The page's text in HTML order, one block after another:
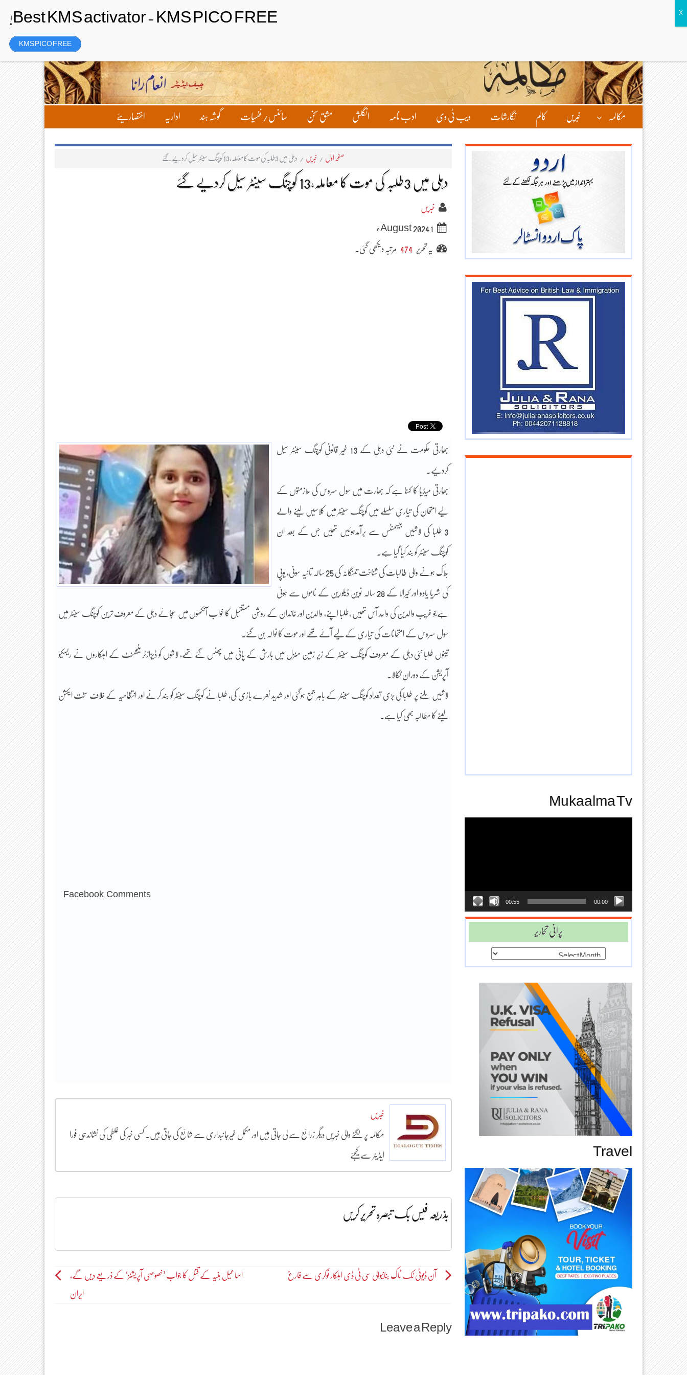
Saturday، 8 August 2026ء
مکالمہ خبریں کالم نگارشات ویب ٹی وی ادب نامہ انگلش مشق سخن سائنس/ نفسیات گوشہ ہند اداریہ اختصاریئے
صفحہ اول / خبریں / دہلی میں 3طلبہ کی موت کا معاملہ،13 کوچنگ سینٹر سیل کردیے گئے
دہلی میں 3طلبہ کی موت کا معاملہ،13 کوچنگ سینٹر سیل کردیے گئے
خبریں
1 August 2024ء
یہ تحریر 474 مرتبہ دیکھی گئی۔
بھارتی حکومت نے نئی دہلی کے 13 غیر قانونی کوچنگ سینٹر سیل
کردئیے۔
بھارتی میڈیا کا کہنا ہے کہ بھارت میں سول سروس کی ملازمتوں کے
لیے امتحان کی تیاری سلسلے میں کوچنگ سینٹر میں کلاسیں لینے والے
3 طلبا کی لاشیں بیسمنٹس سے برآمدہوئیں تھیں جس کے بعد ان
کوچنگ سینٹر کو بند کیا گیا ہے۔
ہلاک ہونے والی طالبات کی شناخت تلنگانہ کی 25 سالہ تانیہ سونی، یوپی
کی شریا یادو اور کیرالا کے 28 سالہ نوین ڈیلورین کے ناموں سے ہوئی
ہےجو غریب والدین کی واحد آس تھیں ،طلبا اپنے، والدین اور خاندان کے روشن مستقبل کا خواب آنکھوں میں سجائے دہلی کے معروف ترین کوچنگ سینٹر میں
سول سروس کے امتحانات کی تیاری کے لیے آئے تھے اور موت کا نوالہ بن گئے۔
تینوں طلبا نئی دہلی کے معروف کوچنگ سینٹر کے زیر زمین منزل میں بارش کے پانی میں پھنس گئے تھے، لاشوں کو ڈیزازٹر منیجمنٹ کے اہلکاروں نے ریسکیو
آپریشن کے دوران نکالا۔
لاشیں ملنے پر طلبا کی بڑی تعداد کوچنگ سینٹر کے باہر جمع ہوگئی اور شدید نعرے بازی کی، طلبا نے کوچنگ سینٹر کو بند کرنے اور انتظامیہ کے خلاف سخت ایکشن
لینے کا مطالبہ بھی کیا ہے۔
Facebook Comments
خبریں
مکالمہ پر لگنے والی خبریں دیگر زرائع سے لی جاتی ہیں اور مکمل غیرجانبداری سے شائع کی جاتی ہیں۔ کسی خبر کی غلطی کی نشاندہی فورا
ایڈیٹر سے کیجئے
بذریعہ فیس بک تبصرہ تحریر کریں
Postآن ڈیوٹی ٹک ٹاک بنانیوالی سی ٹی ڈی اہلکار نوکری سے فارغ اسماعیل ہنیہ کے قتل کا جواب ’خصوصی آپریشنز‘ کے ذریعے دیں گے،
ایران
Leave a Reply
Mukaalma Tv
00:00
00:55
پرانی تحاریر
Travel
KMS PICO FREE